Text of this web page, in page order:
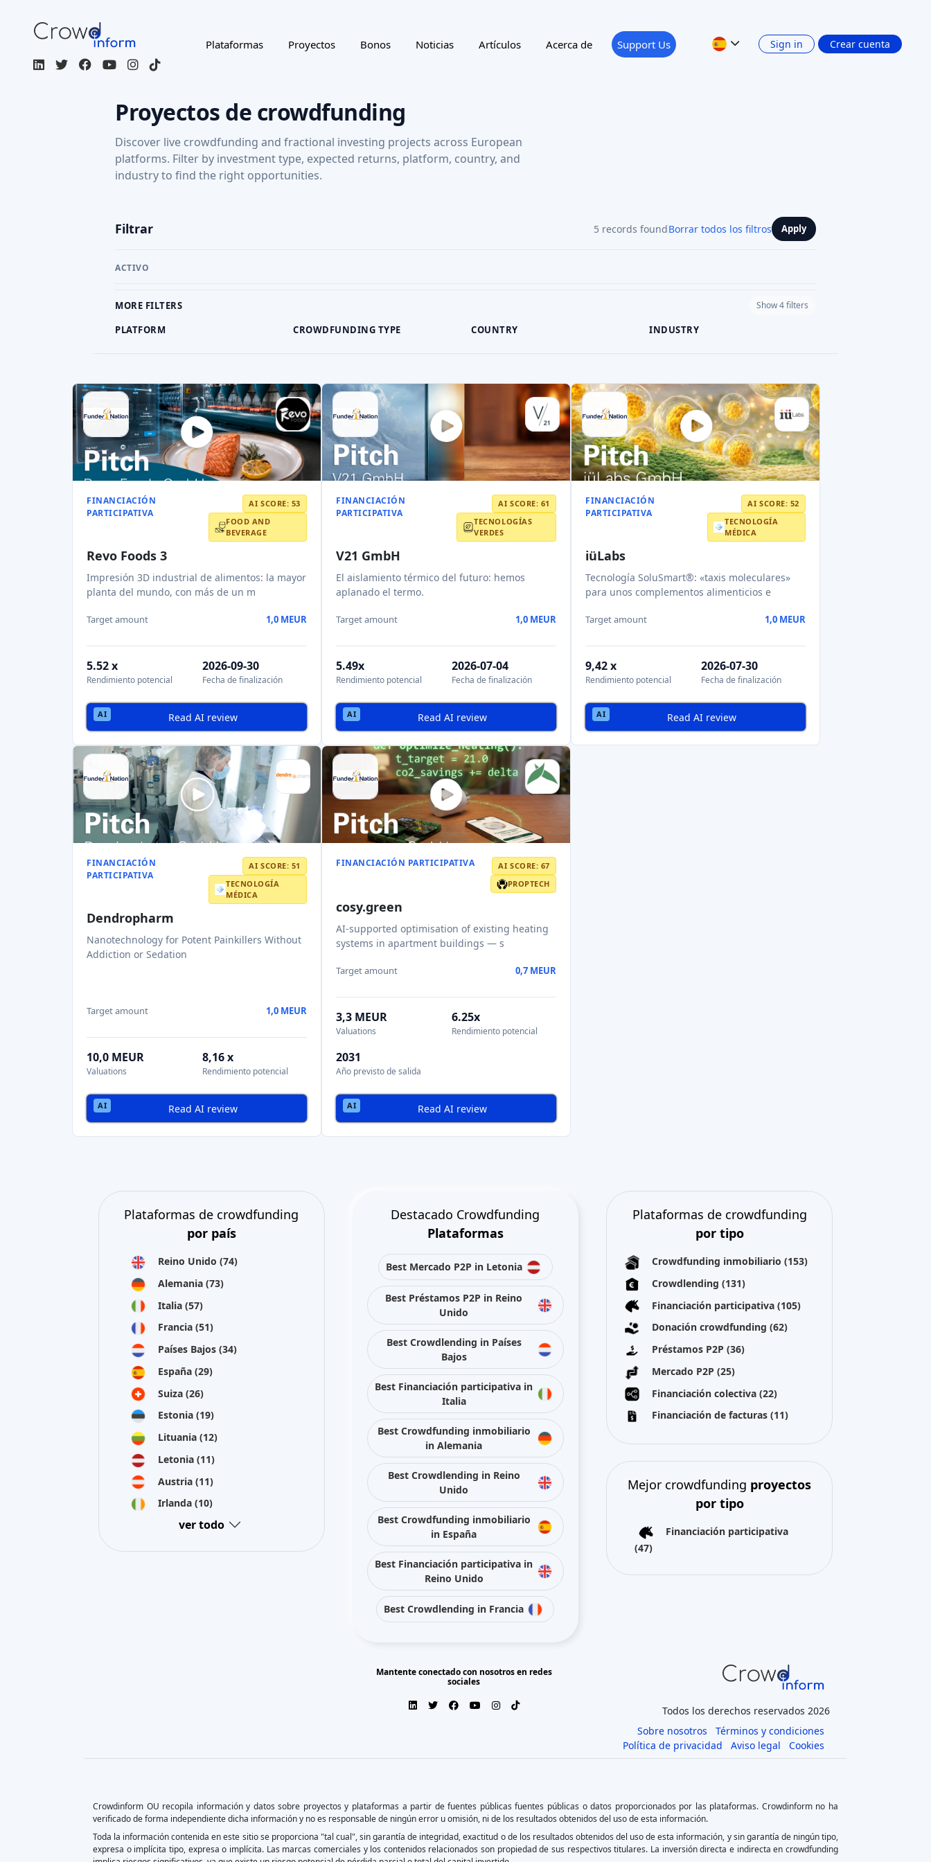
Plataformas Proyectos Bonos Noticias Artículos Acerca de Support Us Sign in Crear cuenta
Proyectos de crowdfunding
Discover live crowdfunding and fractional investing projects across European
platforms. Filter by investment type, expected returns, platform, country, and
industry to find the right opportunities.
Filtrar 5 records foundBorrar todos los filtros Apply
ACTIVO
MORE FILTERS Show 4 filters
PLATFORM CROWDFUNDING TYPE COUNTRY INDUSTRY
FINANCIACIÓN
PARTICIPATIVA
AI SCORE: 53
FOOD AND
BEVERAGE
Revo Foods 3
Impresión 3D industrial de alimentos: la mayor
planta del mundo, con más de un m
Target amount 1,0 MEUR
5.52 x
Rendimiento potencial
2026-09-30
Fecha de finalización
Read AI review
FINANCIACIÓN
PARTICIPATIVA
AI SCORE: 61
TECNOLOGÍAS
VERDES
V21 GmbH
El aislamiento térmico del futuro: hemos
aplanado el termo.
Target amount 1,0 MEUR
5.49x
Rendimiento potencial
2026-07-04
Fecha de finalización
Read AI review
FINANCIACIÓN
PARTICIPATIVA
AI SCORE: 52
TECNOLOGÍA
MÉDICA
iüLabs
Tecnología SoluSmart®: «taxis moleculares»
para unos complementos alimenticios e
Target amount 1,0 MEUR
9,42 x
Rendimiento potencial
2026-07-30
Fecha de finalización
Read AI review
FINANCIACIÓN
PARTICIPATIVA
AI SCORE: 51
TECNOLOGÍA
MÉDICA
Dendropharm
Nanotechnology for Potent Painkillers Without
Addiction or Sedation
Target amount 1,0 MEUR
10,0 MEUR
Valuations
8,16 x
Rendimiento potencial
Read AI review
FINANCIACIÓN PARTICIPATIVA
AI SCORE: 67
PROPTECH
cosy.green
AI-supported optimisation of existing heating
systems in apartment buildings — s
Target amount 0,7 MEUR
3,3 MEUR
Valuations
6.25x
Rendimiento potencial
2031
Año previsto de salida
Read AI review
Plataformas de crowdfunding
por país
Reino Unido (74)
Alemania (73)
Italia (57)
Francia (51)
Países Bajos (34)
España (29)
Suiza (26)
Estonia (19)
Lituania (12)
Letonia (11)
Austria (11)
Irlanda (10)
ver todo
Destacado Crowdfunding
Plataformas
Best Mercado P2P in Letonia
Best Préstamos P2P in Reino
Unido
Best Crowdlending in Países
Bajos
Best Financiación participativa in
Italia
Best Crowdfunding inmobiliario
in Alemania
Best Crowdlending in Reino
Unido
Best Crowdfunding inmobiliario
in España
Best Financiación participativa in
Reino Unido
Best Crowdlending in Francia
Plataformas de crowdfunding
por tipo
Crowdfunding inmobiliario(153)
Crowdlending(131)
Financiación participativa(105)
Donación crowdfunding(62)
Préstamos P2P(36)
Mercado P2P(25)
Financiación colectiva(22)
Financiación de facturas(11)
Mejor crowdfunding proyectos
por tipo
Financiación participativa
(47)
Mantente conectado con nosotros en redes
sociales
Todos los derechos reservados 2026
Sobre nosotros
Términos y condiciones
Política de privacidad
Aviso legal Cookies
Crowdinform OU recopila información y datos sobre proyectos y plataformas a partir de fuentes públicas fuentes públicas o datos proporcionados por las plataformas. Crowdinform no ha
verificado de forma independiente dicha información y no es responsable de ningún error u omisión, ni de los resultados obtenidos del uso de esta información.
Toda la información contenida en este sitio se proporciona "tal cual", sin garantía de integridad, exactitud o de los resultados obtenidos del uso de esta información, y sin garantía de ningún tipo,
expresa o implícita tipo, expresa o implícita. Las marcas comerciales y los contenidos relacionados son propiedad de sus respectivos titulares. La inversión directa e indirecta en crowdfunding